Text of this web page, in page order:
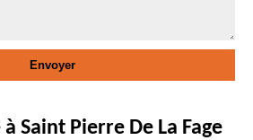
Saint Pierre De La Fage